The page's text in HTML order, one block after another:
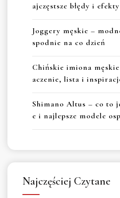
ajczęstsze błędy i
Joggery męskie –
spodnie na co dzień
Chińskie imiona
aczenie, lista i
Shimano Altus – co to
e i najlepsze modele
Najczęściej Czytane